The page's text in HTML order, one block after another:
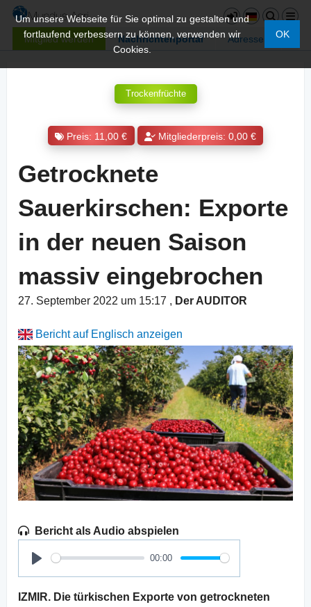
Mitglied werden Nachrichtenportal Adressen
Um unsere Webseite für Sie optimal zu gestalten und
fortlaufend verbessern zu können, verwenden wir
Cookies.
OK
Trockenfrüchte
Preis: 11,00 € Mitgliederpreis: 0,00 €
Getrocknete
Sauerkirschen: Exporte
in der neuen Saison
massiv eingebrochen
27. September 2022 um 15:17 , Der AUDITOR
Bericht auf Englisch anzeigen
Bericht als Audio abspielen
Play
00:00
IZMIR. Die türkischen Exporte von getrockneten